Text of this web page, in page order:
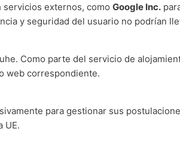
externos, como Google Inc.
y seguridad del usuario no podrían
Como parte del servicio de
web correspondiente.
para gestionar sus
UE.